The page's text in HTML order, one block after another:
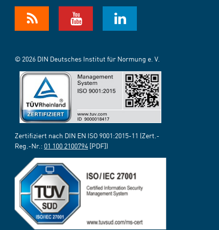
© 2026 DIN Deutsches Institut für Normung e. V.
Zertifiziert nach DIN EN ISO 9001:2015-11 (Zert.-
Reg.-Nr.: 01 100 2100794 [PDF])